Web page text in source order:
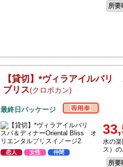
所要
【貸切】*ヴィラアイルバ
ブリス(クロボカン)
最終日パッケージ
恋人 女性 仲間
水の
ス）
所要